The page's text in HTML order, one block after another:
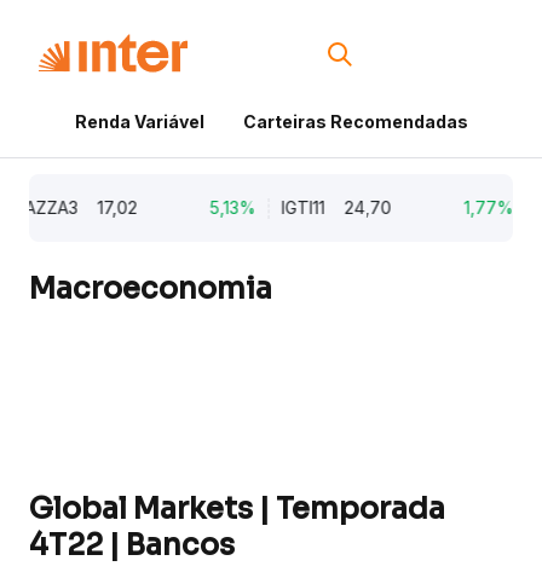
Renda Variável Carteiras Recomendadas
17,02 5,13% IGTI11 24,70 1,77%
Macroeconomia
Global Markets | Temporada
4T22 | Bancos